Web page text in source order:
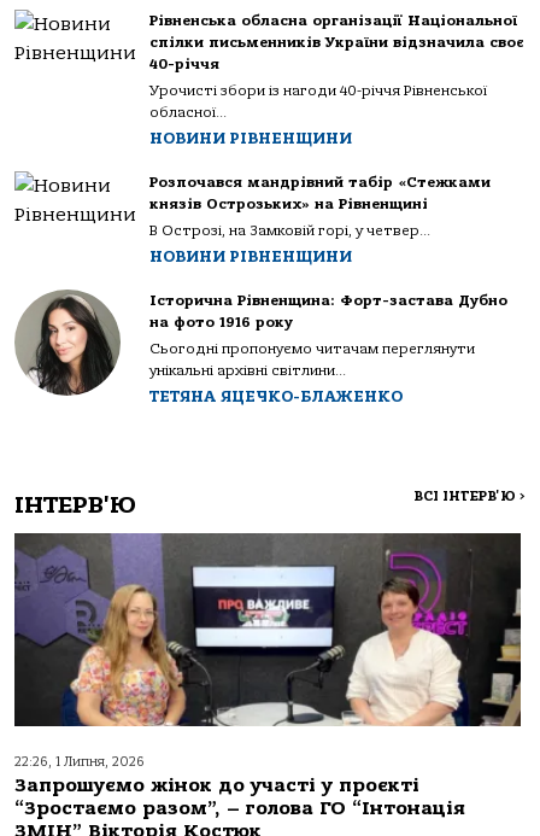
Рівненська обласна організації Національної
спілки письменників України відзначила своє
40-річчя
Урочисті збори із нагоди 40-річчя Рівненської
обласної...
НОВИНИ РІВНЕНЩИНИ
Розпочався мандрівний табір «Стежками
князів Острозьких» на Рівненщині
В Острозі, на Замковій горі, у четвер...
НОВИНИ РІВНЕНЩИНИ
Історична Рівненщина: Форт-застава Дубно
на фото 1916 року
Сьогодні пропонуємо читачам переглянути
унікальні архівні світлини...
ТЕТЯНА ЯЦЕЧКО-БЛАЖЕНКО
ІНТЕРВ'Ю ВСІ ІНТЕРВ'Ю >
22:26, 1 Липня, 2026
Запрошуємо жінок до участі у проєкті
“Зростаємо разом”, – голова ГО “Інтонація
ЗМІН” Вікторія Костюк